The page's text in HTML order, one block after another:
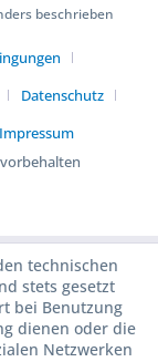
beschrieben
Datenschutz
Impressum
technischen
stets gesetzt
bei Benutzung
dienen oder die
Netzwerken